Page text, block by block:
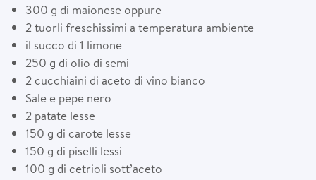
300 g di maionese oppure
2 tuorli freschissimi a temperatura ambiente
il succo di 1 limone
250 g di olio di semi
2 cucchiaini di aceto di vino bianco
Sale e pepe nero
2 patate lesse
150 g di carote lesse
150 g di piselli lessi
100 g di cetrioli sott’aceto